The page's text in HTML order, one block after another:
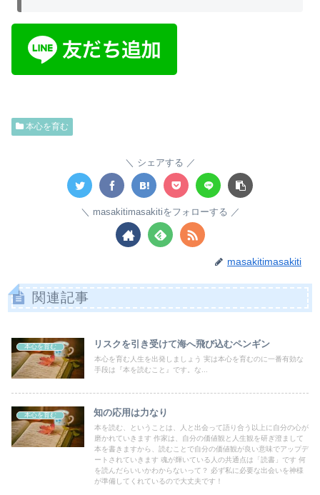
本心を育む
シェアする
masakitimasakitiをフォローする
masakitimasakiti
関連記事
本心を育む リスクを引き受けて海へ飛び込むペンギン
本心を育む人生を出発しましょう 実は本心を育むのに一番有効な
手段は『本を読むこと』です。な...
本心を育む 知の応用は力なり
本を読む、ということは、人と出会って語り合う以上に自分の心が
磨かれていきます 作家は、自分の価値観と人生観を研ぎ澄まして
本を書きますから、読むことで自分の価値観が良い意味でアップデ
ートされていきます 魂が輝いている人の共通点は「読書」です 何
を読んだらいいかわからないって？ 必ず私に必要な出会いを神様
が準備してくれているので大丈夫です！